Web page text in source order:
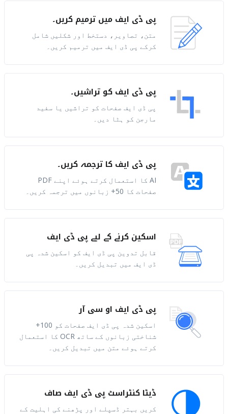
پی ڈی ایف میں ترمیم کریں۔
متن، تصاویر، دستخط اور شکلیں شامل
کرکے پی ڈی ایف میں ترمیم کریں۔
پی ڈی ایف کو تراشیں۔
پی ڈی ایف صفحات کو تراشیں یا سفید
مارجن کو ہٹا دیں۔
پی ڈی ایف کا ترجمہ کریں۔
AI کا استعمال کرتے ہوئے اپنے PDF
صفحات کا 50+ زبانوں میں ترجمہ کریں۔
اسکین کرنے کے لیے پی ڈی ایف
قابل تدوین پی ڈی ایف کو اسکین شدہ پی
ڈی ایف میں تبدیل کریں۔
پی ڈی ایف او سی آر
اسکین شدہ پی ڈی ایف صفحات کو 100+
شناختی زبانوں کے ساتھ OCR کا استعمال
کرتے ہوئے متن میں تبدیل کریں۔
ڈیٹا کنٹراسٹ پی ڈی ایف صاف
کریں بہتر ڈسپلے اور پڑھنے کی اہلیت کے